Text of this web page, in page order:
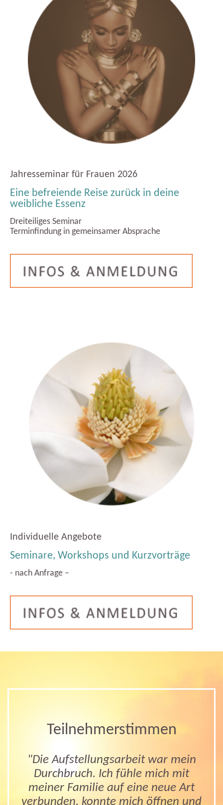
Jahresseminar für Frauen 2026
Eine befreiende Reise zurück in deine
weibliche Essenz
Dreiteiliges Seminar
Terminfindung in gemeinsamer Absprache
Individuelle Angebote
Seminare, Workshops und Kurzvorträge
- nach Anfrage –
Teilnehmerstimmen
"Die Aufstellungsarbeit war mein
Durchbruch. Ich fühle mich mit
meiner Familie auf eine neue Art
verbunden, konnte mich öffnen und